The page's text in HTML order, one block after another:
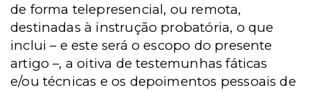
de forma telepresencial, ou remota,
destinadas à instrução probatória, o que
inclui – e este será o escopo do presente
artigo –, a oitiva de testemunhas fáticas
e/ou técnicas e os depoimentos pessoais de